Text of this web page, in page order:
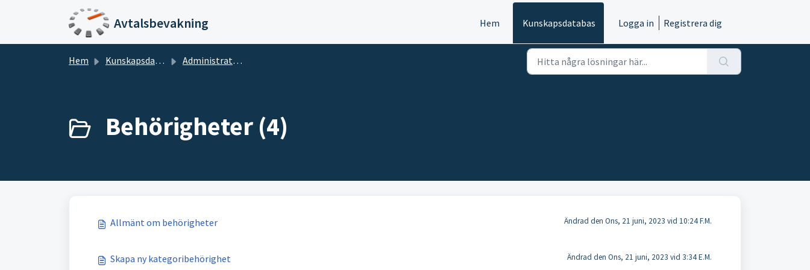
Hoppa över till huvudinnehåll
Avtalsbevakning Hem Kunskapsdatabas Logga in Registrera dig
Hem Kunskapsdatabas Administration
Behörigheter (4)
Allmänt om behörigheter Ändrad den Ons, 21 juni, 2023 vid 10:24 F.M.
Skapa ny kategoribehörighet Ändrad den Ons, 21 juni, 2023 vid 3:34 E.M.